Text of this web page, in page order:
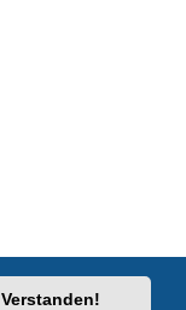
Verstanden!